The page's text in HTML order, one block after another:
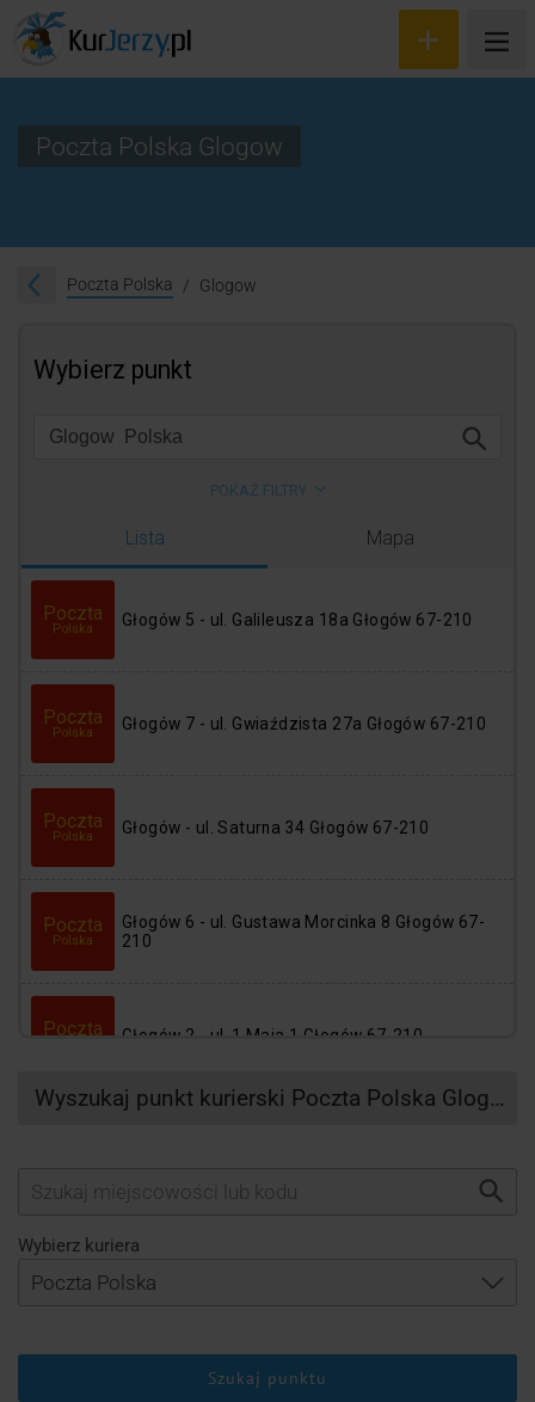
Rejestracja
Poczta Polska Glogow
Poczta Polska Glogow
Wyszukaj punkt kurierski Poczta Polska Glogow
Wybierz kuriera
Szukaj punktu